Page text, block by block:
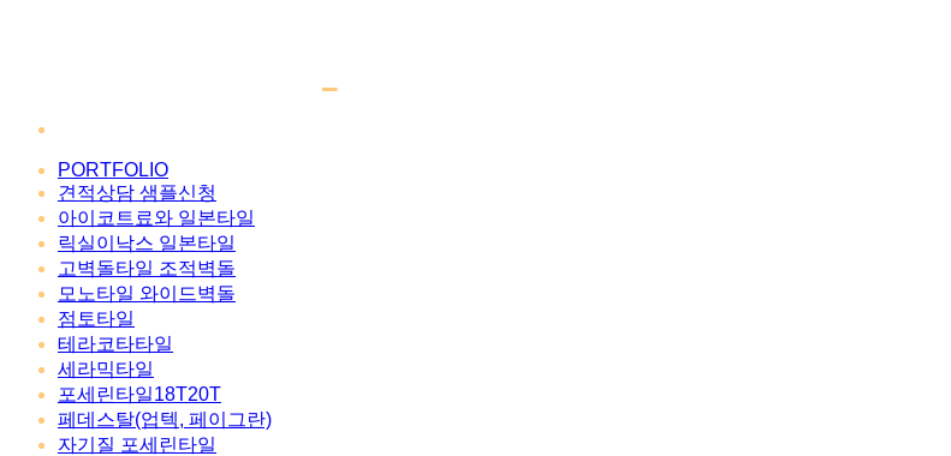
PORTFOLIO
견적상담 샘플신청
아이코트료와 일본타일
릭실이낙스 일본타일
고벽돌타일 조적벽돌
모노타일 와이드벽돌
점토타일
테라코타타일
세라믹타일
포세린타일18T20T
페데스탈(업텍, 페이그란)
자기질 포세린타일